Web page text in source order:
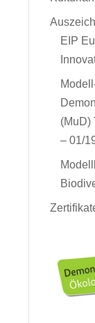
EIP
(MuD)
– 01/